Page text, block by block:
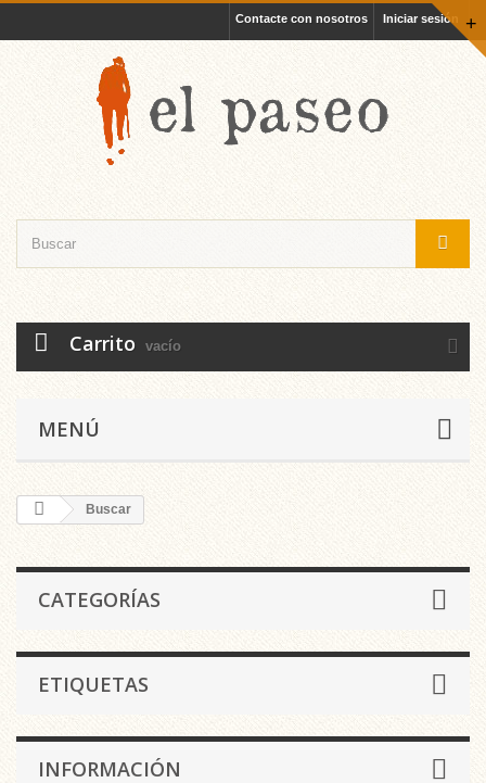
+
Iniciar sesión
Contacte con nosotros
Carrito vacío
MENÚ
Buscar
CATEGORÍAS
ETIQUETAS
INFORMACIÓN